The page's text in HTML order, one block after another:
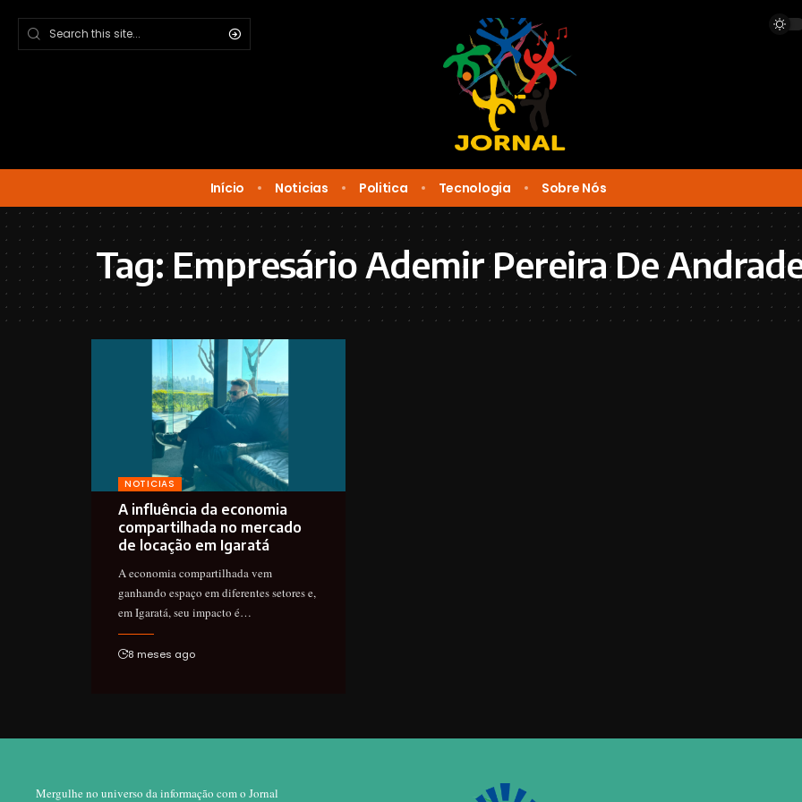
Início Noticias Politica Tecnologia Sobre Nós
Tag:Empresário Ademir Pereira De
NOTICIAS
A influência da economia
compartilhada no mercado
de locação em Igaratá
A economia compartilhada vem
ganhando espaço em diferentes setores e,
em Igaratá, seu impacto é…
8 meses ago
Mergulhe no universo da informação com o Jornal